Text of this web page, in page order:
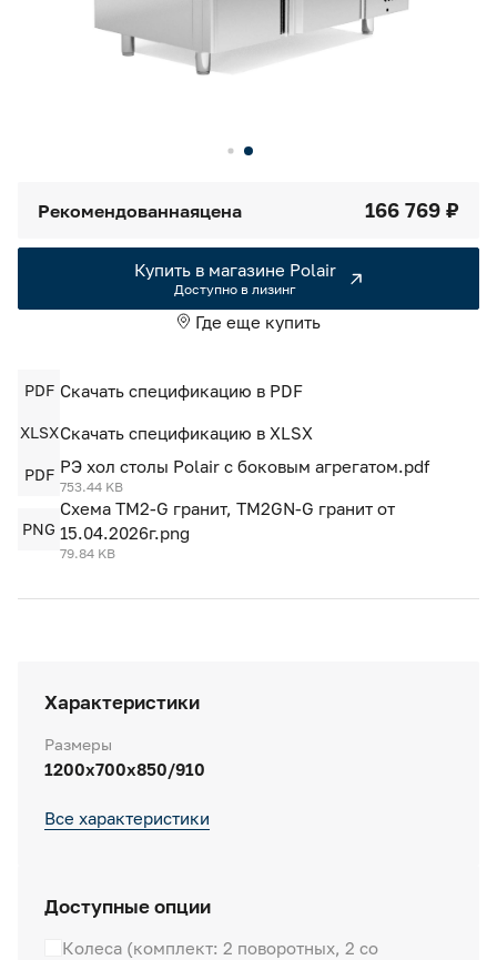
Характеристики
Размеры
1200х700х850/910
Все характеристики
Доступные опции
Колеса (комплект: 2 поворотных, 2 со
Рекомендованнаяцена 166 769 ₽
Купить в магазине Polair
Доступно в лизинг
Где еще купить
PDF Скачать спецификацию в PDF
XLSXСкачать спецификацию в XLSX
PDF РЭ хол столы Polair с боковым агрегатом.pdf
753.44 KB
PNG
Схема ТМ2-G гранит, ТМ2GN-G гранит от
15.04.2026г.png
79.84 KB
Машины холодильные
Решения для Вашего Dark Store
Smart Serviсe
Единый доступ по QR-коду ко всей информации об изделии